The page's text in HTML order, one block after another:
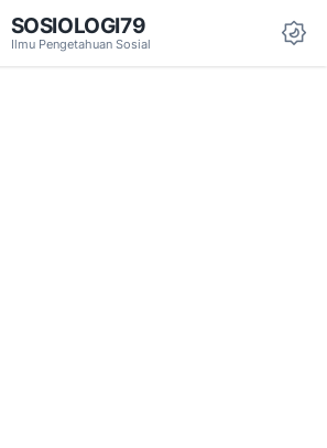
SOSIOLOGI79
Ilmu Pengetahuan Sosial